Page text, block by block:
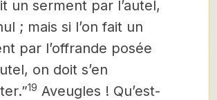
un serment par l’autel,
; mais si l’on fait un
par l’offrande posée
on doit s’en
19 Aveugles ! Qu’est-